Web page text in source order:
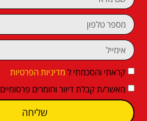
קראתי והסכמתי ל מדיניות הפרטיות
מאשר/ת קבלת דיוור וחומרים פרסומיים
שליחה